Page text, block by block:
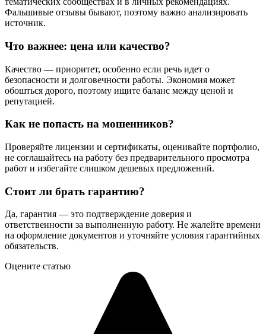
Фальшивые отзывы бывают, поэтому важно анализировать
источник.
Что важнее: цена или качество?
Качество — приоритет, особенно если речь идет о
безопасности и долговечности работы. Экономия может
обошться дорого, поэтому ищите баланс между ценой и
репутацией.
Как не попасть на мошенников?
Проверяйте лицензии и сертификаты, оценивайте портфолио,
не соглашайтесь на работу без предварительного просмотра
работ и избегайте слишком дешевых предложений.
Стоит ли брать гарантию?
Да, гарантия — это подтверждение доверия и
ответственности за выполненную работу. Не жалейте времени
на оформление документов и уточняйте условия гарантийных
обязательств.
Оцените статью